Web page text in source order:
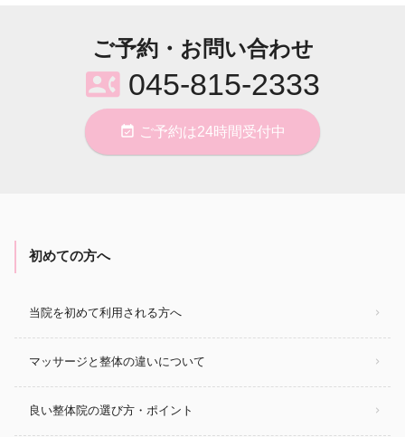
ご予約・お問い合わせ
contact_phone045-815-2333
event_available ご予約は24時間受付中
初めての方へ
当院を初めて利用される方へ
マッサージと整体の違いについて
良い整体院の選び方・ポイント